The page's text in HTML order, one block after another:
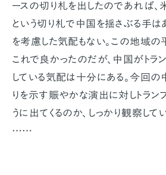
ースの切り札を出したのであれば、
という切り札で中国を揺さぶる手は
を考慮した気配もない。この地域の
これで良かったのだが、中国がトラ
している気配は十分にある。今回
りを示す賑やかな演出に対しトラン
うに出てくるのか、しっかり観察して
……